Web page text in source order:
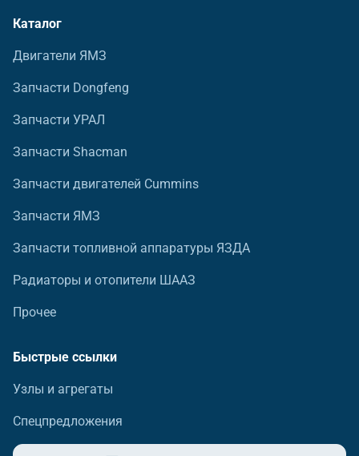
Каталог
Двигатели ЯМЗ
Запчасти Dongfeng
Запчасти УРАЛ
Запчасти Shacman
Запчасти двигателей Cummins
Запчасти ЯМЗ
Запчасти топливной аппаратуры ЯЗДА
Радиаторы и отопители ШААЗ
Прочее
Быстрые ссылки
Узлы и агрегаты
Спецпредложения